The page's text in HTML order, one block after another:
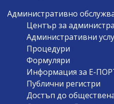
Административно
Център за
Административни
Процедури
Формуляри
Информация за Е-
Публични регистри
Достъп до